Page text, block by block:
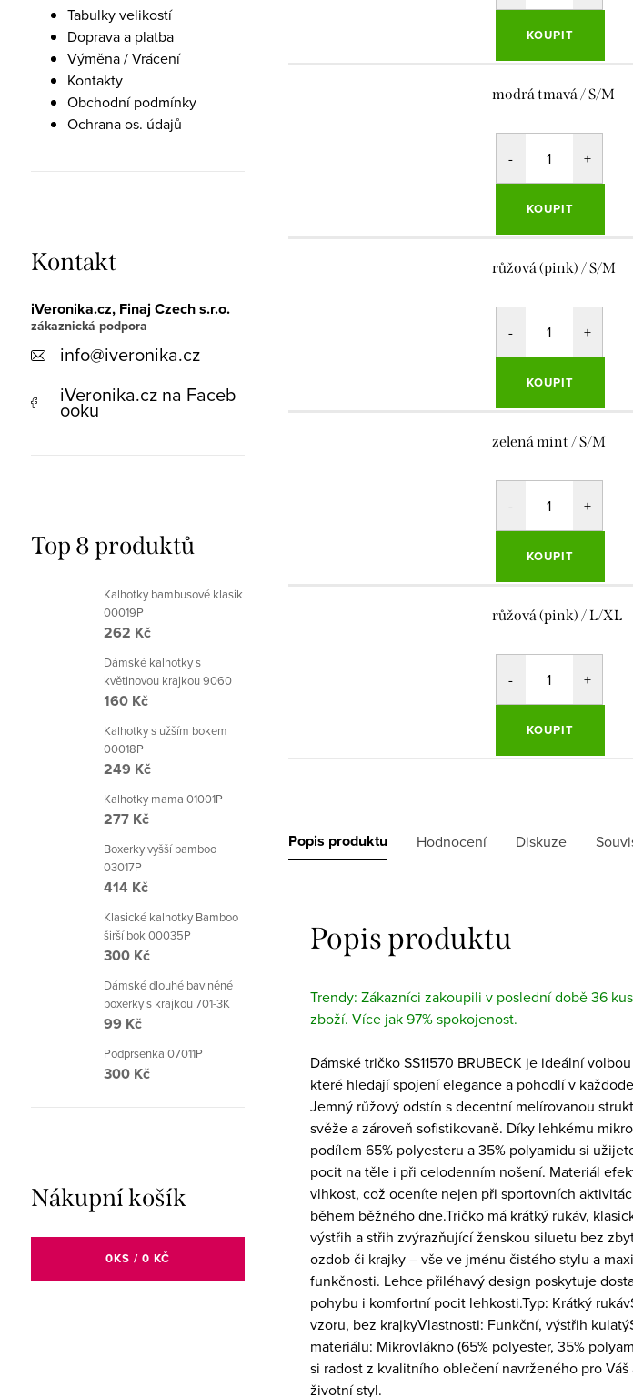
Tabulky velikostí
Doprava a platba
Výměna / Vrácení
Kontakty
Obchodní podmínky
Ochrana os. údajů
Kontakt
iVeronika.cz, Finaj Czech s.r.o.
info@iveronika.cz
iVeronika.cz na Faceb
ooku
Top 8 produktů
Kalhotky bambusové klasik
00019P
262 Kč
Dámské kalhotky s
květinovou krajkou 9060
160 Kč
Kalhotky s užším bokem
00018P
249 Kč
Kalhotky mama 01001P
277 Kč
Boxerky vyšší bamboo
03017P
414 Kč
Klasické kalhotky Bamboo
širší bok 00035P
300 Kč
Dámské dlouhé bavlněné
boxerky s krajkou 701-3K
99 Kč
Podprsenka 07011P
300 Kč
Nákupní košík
0KS / 0 KČ
KOUPIT
modrá tmavá / S/M
KOUPIT
růžová (pink) / S/M
KOUPIT
zelená mint / S/M
KOUPIT
růžová (pink) / L/XL
KOUPIT
Popis produktu Hodnocení Diskuze
Popis produktu
Trendy: Zákazníci zakoupili v poslední době 36
zboží. Více jak 97% spokojenost.
Dámské tričko SS11570 BRUBECK je ideální
které hledají spojení elegance a pohodlí v
Jemný růžový odstín s decentní melírovanou
svěže a zároveň sofistikovaně. Díky lehkému
podílem 65% polyesteru a 35% polyamidu si
pocit na těle i při celodenním nošení. Materiál
vlhkost, což oceníte nejen při sportovních
během běžného dne.Tričko má krátký rukáv,
výstřih a střih zvýrazňující ženskou siluetu bez
ozdob či krajky – vše ve jménu čistého stylu a
funkčnosti. Lehce přiléhavý design poskytuje
pohybu i komfortní pocit lehkosti.Typ: Krátký
vzoru, bez krajkyVlastnosti: Funkční, výstřih
materiálu: Mikrovlákno (65% polyester, 35%
si radost z kvalitního oblečení navrženého pro
životní styl.